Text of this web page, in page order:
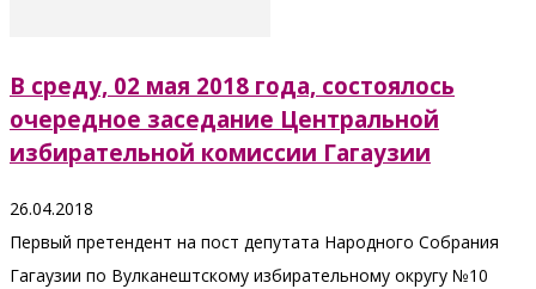
В среду, 02 мая 2018 года, состоялось
очередное заседание Центральной
избирательной комиссии Гагаузии
26.04.2018
Первый претендент на пост депутата Народного Собрания
Гагаузии по Вулканештскому избирательному округу №10